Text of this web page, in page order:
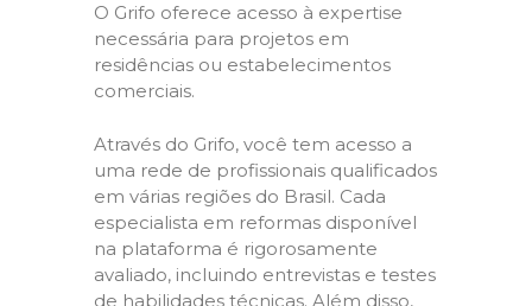
O Grifo oferece acesso à expertise
necessária para projetos em
residências ou estabelecimentos
comerciais.
Através do Grifo, você tem acesso a
uma rede de profissionais qualificados
em várias regiões do Brasil. Cada
especialista em reformas disponível
na plataforma é rigorosamente
avaliado, incluindo entrevistas e testes
de habilidades técnicas. Além disso,